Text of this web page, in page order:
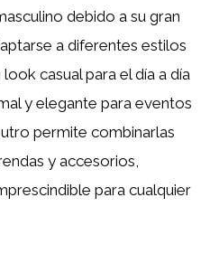
debido a su gran
a diferentes estilos
casual para el día a día
y elegante para eventos
permite combinarlas
y accesorios,
para cualquier